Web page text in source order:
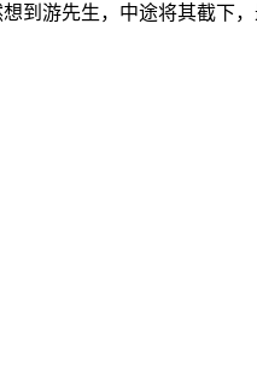
游先生，中途将其截下